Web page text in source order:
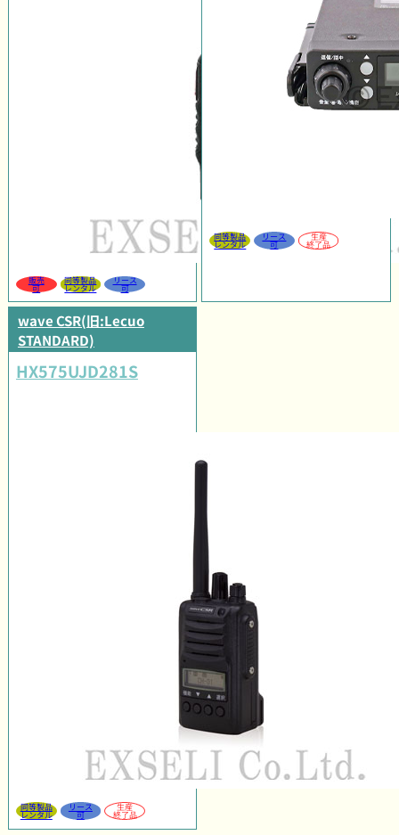
販売
可
同等製品
レンタル
リース
可
同等製品
レンタル
リース
可
生産
終了品
wave CSR(旧:Lecuo
STANDARD)
HX575UJD281S
同等製品
レンタル
リース
可
生産
終了品